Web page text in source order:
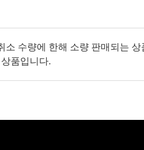
소 수량에 한해 소량 판매되는 상
품입니다.